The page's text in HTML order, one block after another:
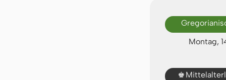
Montag,
♚